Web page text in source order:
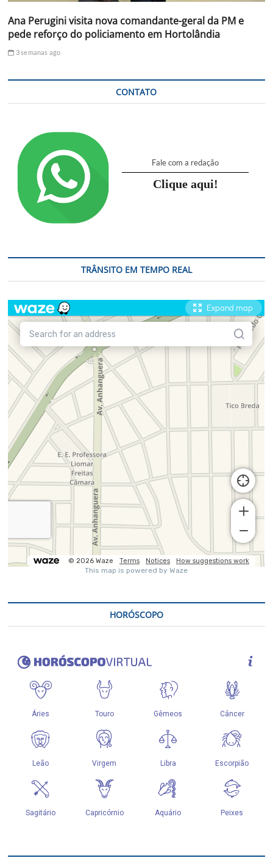
Ana Perugini visita nova comandante-geral da PM e
pede reforço do policiamento em Hortolândia
3 semanas ago
CONTATO
Fale com a redação
Clique aqui!
TRÂNSITO EM TEMPO REAL
HORÓSCOPO